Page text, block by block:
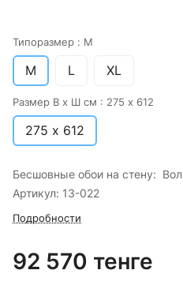
Типоразмер : M
M L XL
Размер В х Ш см : 275 х 612
275 х 612
Бесшовные обои на стену:
Артикул: 13-022
Подробности
92 570 тенге